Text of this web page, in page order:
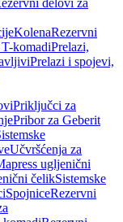
delovi za
KolenaRezervni
komadiPrelazi,
Prelazi i spojevi,
Priključci za
Pribor za Geberit
Učvršćenja za
ugljenični
čelikSistemske
SpojniceRezervni